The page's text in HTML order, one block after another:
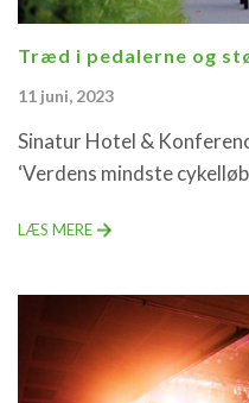
Træd i pedalerne og
11 juni, 2023
Sinatur Hotel &
‘Verdens mindste
LÆS MERE